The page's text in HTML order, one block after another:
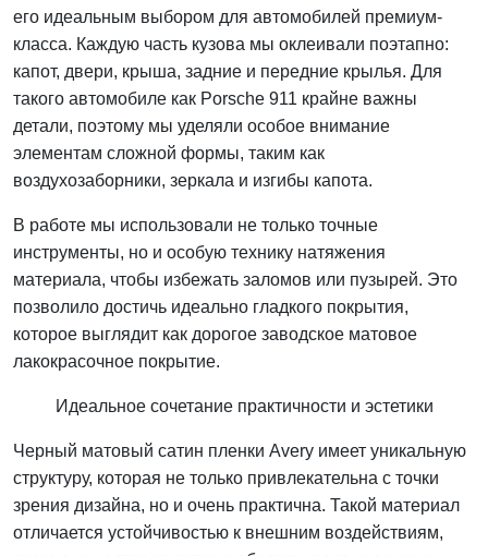
его идеальным выбором для автомобилей премиум-
класса. Каждую часть кузова мы оклеивали поэтапно:
капот, двери, крыша, задние и передние крылья. Для
такого автомобиле как Porsche 911 крайне важны
детали, поэтому мы уделяли особое внимание
элементам сложной формы, таким как
воздухозаборники, зеркала и изгибы капота.
В работе мы использовали не только точные
инструменты, но и особую технику натяжения
материала, чтобы избежать заломов или пузырей. Это
позволило достичь идеально гладкого покрытия,
которое выглядит как дорогое заводское матовое
лакокрасочное покрытие.
Идеальное сочетание практичности и эстетики
Черный матовый сатин пленки Avery имеет уникальную
структуру, которая не только привлекательна с точки
зрения дизайна, но и очень практична. Такой материал
отличается устойчивостью к внешним воздействиям,